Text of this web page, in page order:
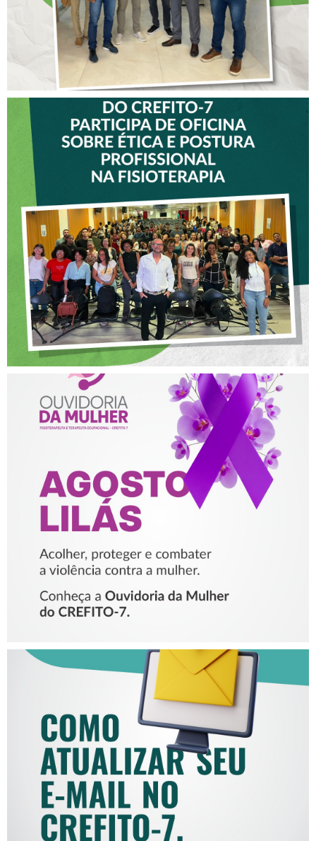
VICE-PRESIDENTE DO
CREFITO-7 PARTICIPA DE
OFICINA SOBRE ÉTICA E
POSTURA PROFISSIONAL
NA FISIOTERAPIA
AGOSTO LILÁS – ACOLHER,
PROTEGER E COMBATER A
VIOLÊNCIA CONTRA A
MULHER
COMO ATUALIZAR SEU E-
MAIL NO CREFITO-7